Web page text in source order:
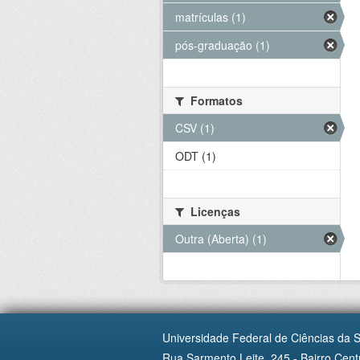
matrículas (1)
pós-graduação (1)
Formatos
CSV (1)
ODT (1)
Licenças
Outra (Aberta) (1)
Universidade Federal de Ciências da